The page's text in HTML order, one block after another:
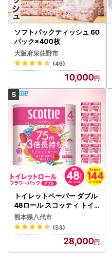
ソフトパックティッシュ 60
パック×400枚
大阪府泉佐野市
(49)
10,000
トイレットペーパー ダブル
48ロール スコッティ トイ
レット
熊本県八代市
(53)
28,000